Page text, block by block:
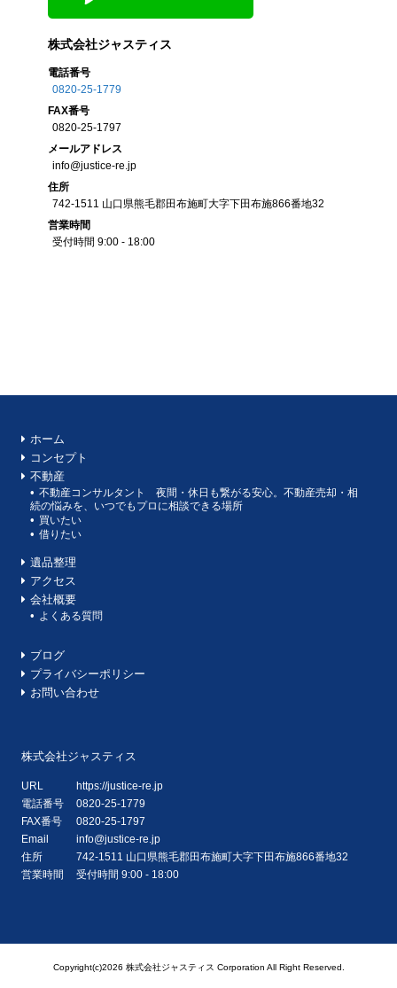
株式会社ジャスティス
電話番号
0820-25-1779
FAX番号
0820-25-1797
メールアドレス
info@justice-re.jp
住所
742-1511 山口県熊毛郡田布施町大字下田布施866番地32
営業時間
受付時間 9:00 - 18:00
ホーム
コンセプト
不動産
不動産コンサルタント 夜間・休日も繋がる安心。不動産売却・相
続の悩みを、いつでもプロに相談できる場所
買いたい
借りたい
遺品整理
アクセス
会社概要
よくある質問
ブログ
プライバシーポリシー
お問い合わせ
株式会社ジャスティス
URL
https://justice-re.jp
電話番号
0820-25-1779
FAX番号
0820-25-1797
Email
info@justice-re.jp
住所
742-1511 山口県熊毛郡田布施町大字下田布施866番地32
営業時間
受付時間 9:00 - 18:00
Copyright(c)2026 株式会社ジャスティス Corporation All Right Reserved.